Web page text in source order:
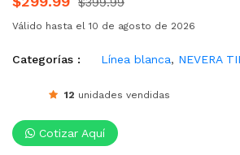
Válido hasta el 10 de agosto de 2026
Categorías : Línea blanca, NEVERA
12 unidades vendidas
Cotizar Aquí